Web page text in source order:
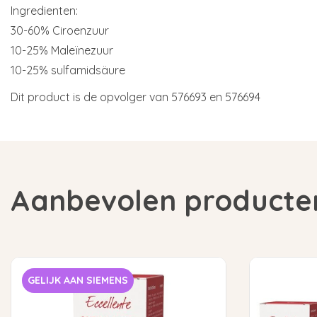
Ingredienten:
30-60% Ciroenzuur
10-25% Maleïnezuur
10-25% sulfamidsäure
Dit product is de opvolger van 576693 en 576694
Aanbevolen
GELIJK AAN SIEMENS